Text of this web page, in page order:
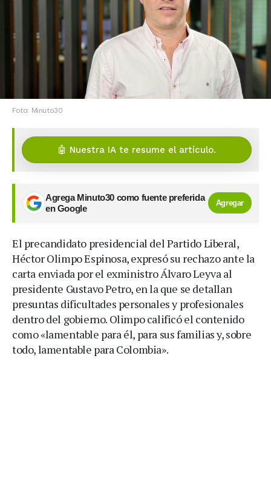
Foto: Minuto30
🤖 Nuestra IA te resume el artículo.
Agrega Minuto30 como fuente preferida
en Google
Agregar
El precandidato presidencial del Partido Liberal,
Héctor Olimpo Espinosa, expresó su rechazo ante la
carta enviada por el exministro Álvaro Leyva al
presidente Gustavo Petro, en la que se detallan
presuntas dificultades personales y profesionales
dentro del gobierno. Olimpo calificó el contenido
como «lamentable para él, para sus familias y, sobre
todo, lamentable para Colombia».​